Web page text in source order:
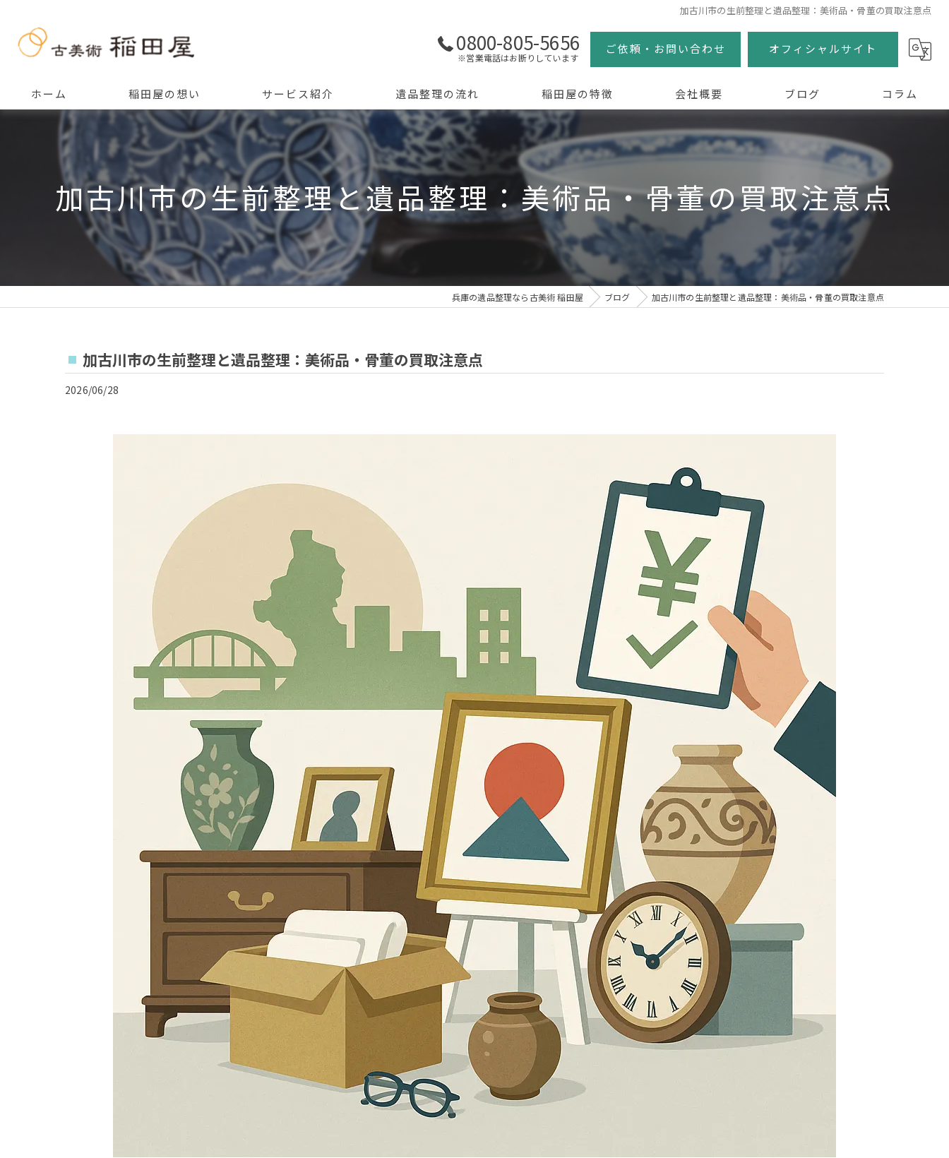
加古川市の生前整理と遺品整理：美術品・骨董の買取注意点
0800-805-5656
※営業電話はお断りしています
ご依頼・お問い合わせ オフィシャルサイト
ホーム 稲田屋の想い
ご挨拶
サービス紹介 遺品整理の流れ
よくある質問
稲田屋の特徴
買取
生前整理
骨董品
美術品
京都の遺品整理
会社概要 ブログ コラム
加古川市の生前整理と遺品整理：美術品・骨董の買取注意点
兵庫の遺品整理なら古美術 稲田屋 ブログ 加古川市の生前整理と遺品整理：美術品・骨董の買取注意点
加古川市の生前整理と遺品整理：美術品・骨董の買取注意点
2026/06/28